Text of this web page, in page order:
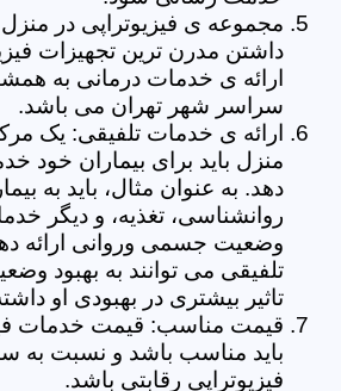
مجموعه ی فیزیوتراپی در منزل
داشتن مدرن ترین تجهیزات
ارائه ی خدمات درمانی به
سراسر شهر تهران می باشد.
ارائه ی خدمات تلفیقی: یک
منزل باید برای بیماران خود
دهد. به عنوان مثال، باید به
روانشناسی، تغذیه، و دیگر
وضعیت جسمی وروانی ارائه
تلفیقی می توانند به بهبود
تاثیر بیشتری در بهبودی او
قیمت مناسب: قیمت خدمات
باید مناسب باشد و نسبت به
فیزیوتراپی رقابتی باشد.